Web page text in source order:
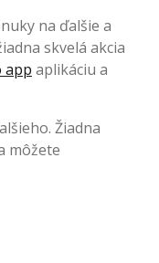
na ďalšie a
skvelá akcia
app aplikáciu a
Žiadna
môžete